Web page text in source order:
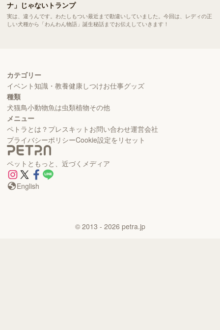
ナ」じゃないトランプ
実は、違うんです。わたしもつい最近まで勘違いしていました。今回は、レディの正
しい犬種から「わんわん物語」誕生秘話までお伝えしていきます！
カテゴリー
イベント知識・教養健康しつけお仕事グッズ
種類
犬猫鳥小動物魚は虫類植物その他
メニュー
ペトラとは？ プレスキット お問い合わせ運営会社
プライバシーポリシーCookie設定をリセット
ペットともっと、近づくメディア
English
© 2013 - 2026 petra.jp